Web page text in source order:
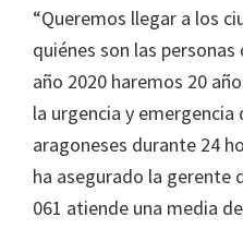
“Queremos llegar a los
quiénes son las
año 2020 haremos 20
la urgencia y emergencia
aragoneses durante 24
ha asegurado la gerente
061 atiende una media